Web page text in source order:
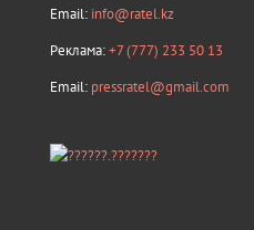
Email: info@ratel.kz
Реклама:+7 (777) 233 50 13
Email: pressratel@gmail.com